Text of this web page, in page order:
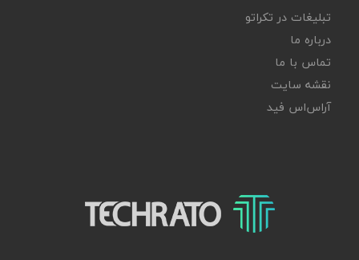
تبلیغات در تکراتو
درباره ما
تماس با ما
نقشه سایت
آر‌اس‌اس فید
تکراتو – زندگی با تکنولوژی